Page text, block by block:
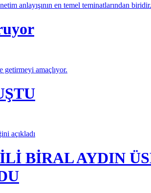
anlayışının en temel teminatlarından biridir.
getirmeyi amaçlıyor.
açıkladı
BİRAL AYDIN